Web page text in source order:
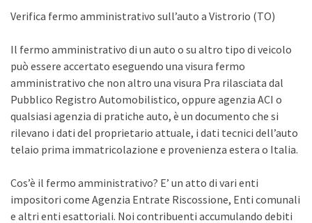
Verifica fermo amministrativo sull’auto a Vistrorio (TO)
Il fermo amministrativo di un auto o su altro tipo di veicolo
può essere accertato eseguendo una visura fermo
amministrativo che non altro una visura Pra rilasciata dal
Pubblico Registro Automobilistico, oppure agenzia ACI o
qualsiasi agenzia di pratiche auto, è un documento che si
rilevano i dati del proprietario attuale, i dati tecnici dell’auto
telaio prima immatricolazione e provenienza estera o Italia.
Cos’è il fermo amministrativo? E’ un atto di vari enti
impositori come Agenzia Entrate Riscossione, Enti comunali
e altri enti esattoriali. Noi contribuenti accumulando debiti